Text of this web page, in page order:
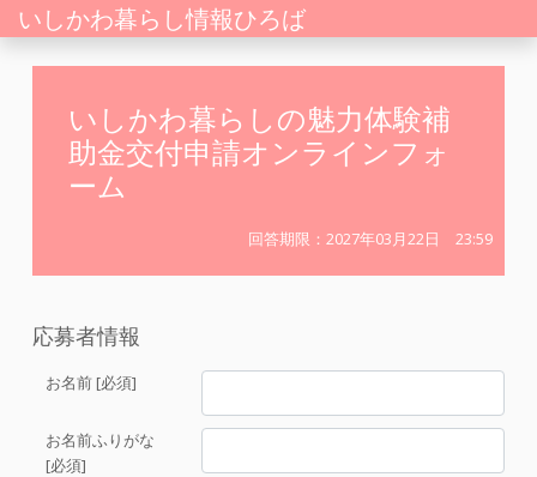
いしかわ暮らし情報ひろば
いしかわ暮らしの魅力体験補
助金交付申請オンラインフォ
ーム
回答期限：2027年03月22日 23:59
応募者情報
お名前 [必須]
お名前ふりがな
[必須]